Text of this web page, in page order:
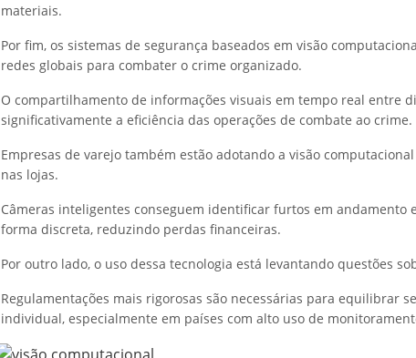
materiais.
Por fim, os sistemas de segurança baseados em visão
redes globais para combater o crime organizado.
O compartilhamento de informações visuais em tempo real entre
significativamente a eficiência das operações de combate ao crime.
Empresas de varejo também estão adotando a visão
nas lojas.
Câmeras inteligentes conseguem identificar furtos em andamento
forma discreta, reduzindo perdas financeiras.
Por outro lado, o uso dessa tecnologia está levantando questões
Regulamentações mais rigorosas são necessárias para equilibrar
individual, especialmente em países com alto uso de